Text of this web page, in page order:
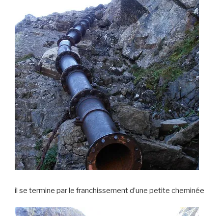
il se termine par le franchissement d’une petite cheminée